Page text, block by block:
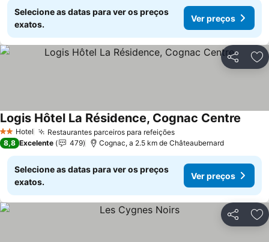
Selecione as datas para ver os preços
exatos.
Ver preços
Partilhar
2 Estrelas
Hotel Restaurantes parceiros para refeiçõesVer preços
Logis Hôtel La Résidence, Cognac Centre
8,8 Excelente 479 Cognac, a 2.5 km de Châteaubernard
Selecione as datas para ver os preços
exatos.
Ver preços
Partilhar